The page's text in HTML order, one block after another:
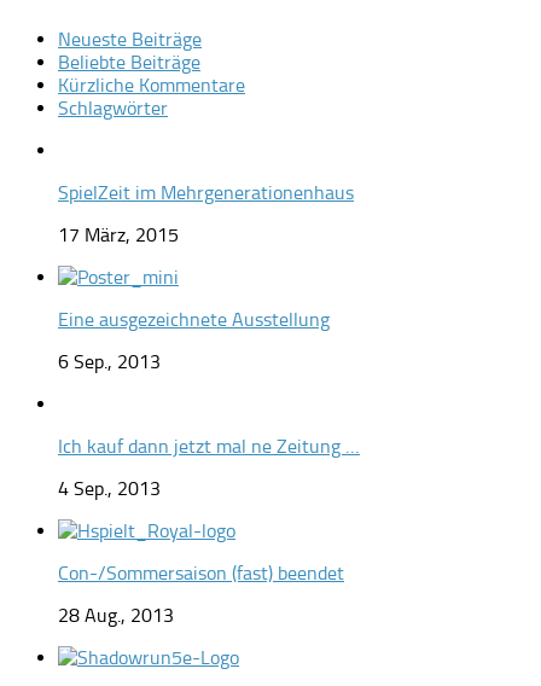
Neueste Beiträge
Beliebte Beiträge
Kürzliche Kommentare
Schlagwörter
SpielZeit im Mehrgenerationenhaus
17 März, 2015
Eine ausgezeichnete Ausstellung
6 Sep., 2013
Ich kauf dann jetzt mal ne Zeitung …
4 Sep., 2013
Con-/Sommersaison (fast) beendet
28 Aug., 2013